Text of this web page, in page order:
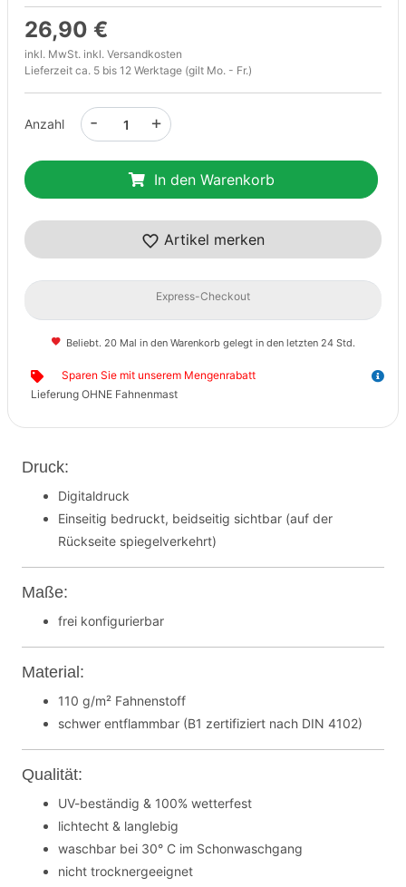
26,90 €
inkl. MwSt. inkl. Versandkosten
Lieferzeit ca. 5 bis 12 Werktage (gilt Mo. - Fr.)
Anzahl +
-
In den Warenkorb
Artikel merken
Express-Checkout
Beliebt. 20 Mal in den Warenkorb gelegt in den letzten 24 Std.
Sparen Sie mit unserem Mengenrabatt
Lieferung OHNE Fahnenmast
Druck:
Digitaldruck
Einseitig bedruckt, beidseitig sichtbar (auf der
Rückseite spiegelverkehrt)
Maße:
frei konfigurierbar
Material:
110 g/m² Fahnenstoff
schwer entflammbar (B1 zertifiziert nach DIN 4102)
Qualität:
UV-beständig & 100% wetterfest
lichtecht & langlebig
waschbar bei 30° C im Schonwaschgang
nicht trocknergeeignet